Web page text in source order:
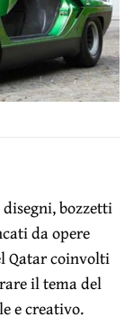
bozzetti
da opere
Qatar coinvolti
il tema del
e creativo.